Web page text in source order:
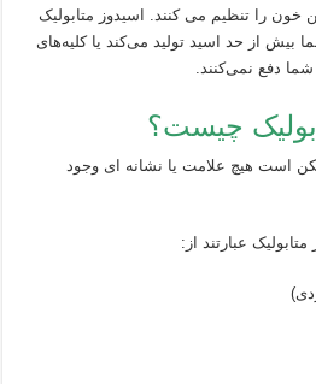
را تنظیم می کنند. اسیدوز متابولیک
بیش از حد اسید تولید می‌کند یا کلیه‌های
دفع نمی‌کنند.
چیست؟
است هیچ علامت یا نشانه ای وجود
عبارتند از: